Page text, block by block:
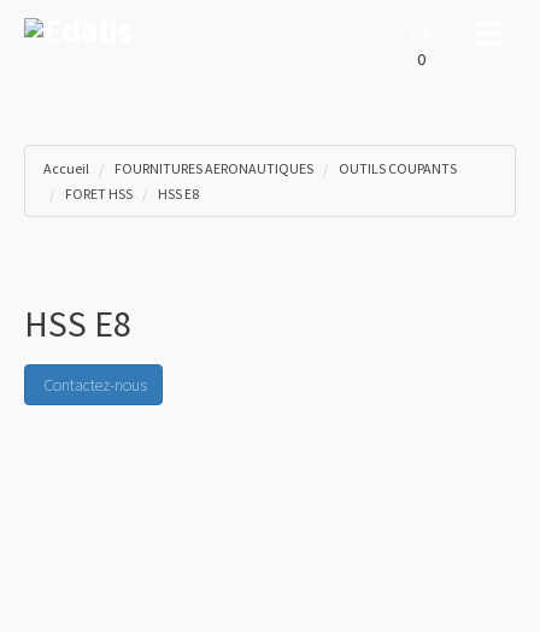
0
Accueil FOURNITURES AERONAUTIQUES
OUTILS COUPANTS
FORET HSS
HSS E8
HSS E8
Contactez-nous